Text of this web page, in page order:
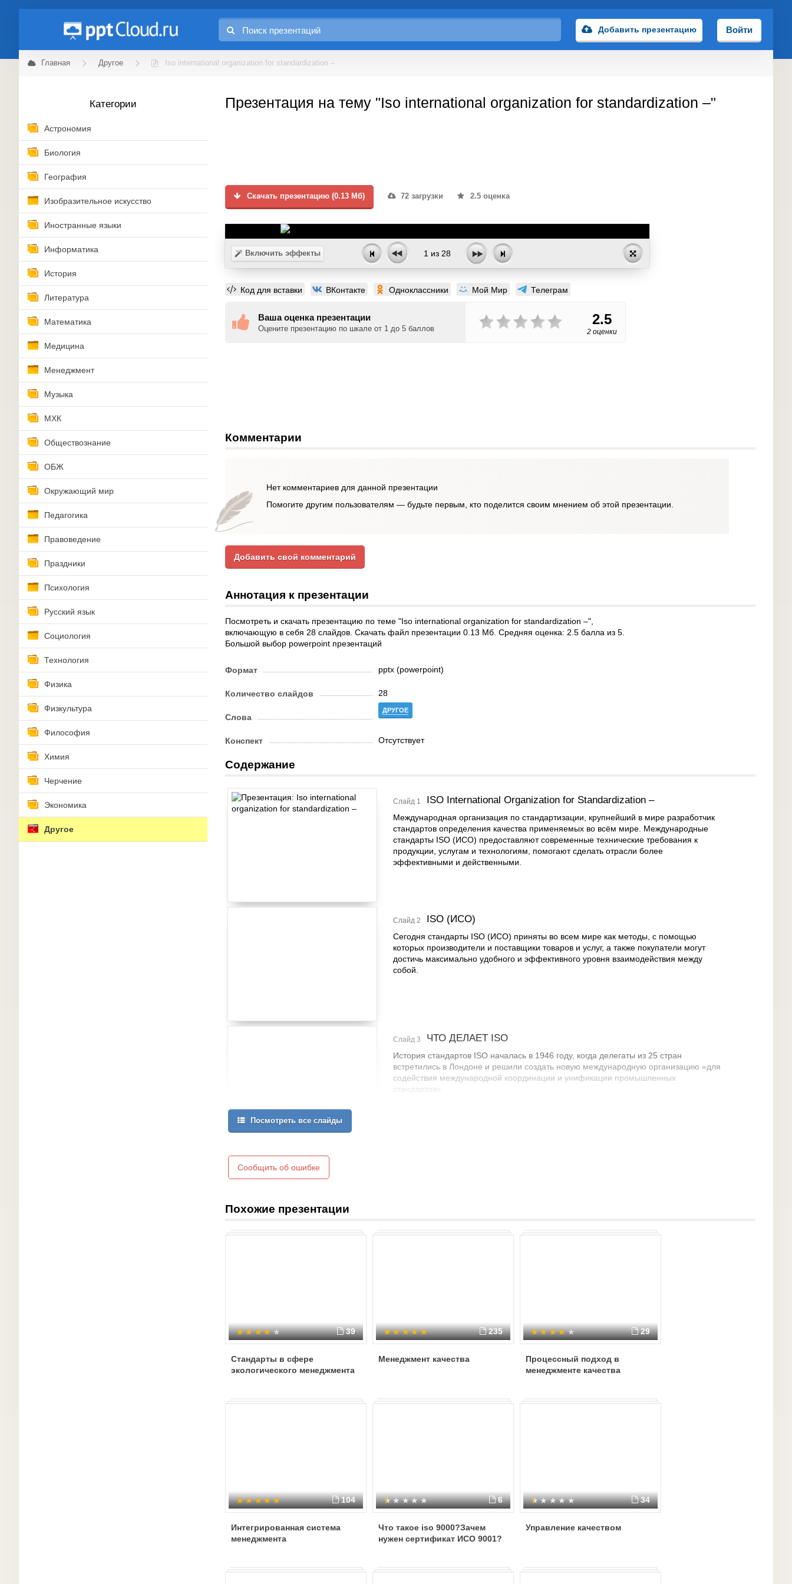
Добавить презентацию Войти
Главная Другое Iso international organization for standardization –
Категории
Астрономия
Биология
География
Изобразительное искусство
Иностранные языки
Информатика
История
Литература
Математика
Медицина
Менеджмент
Музыка
МХК
Обществознание
ОБЖ
Окружающий мир
Педагогика
Правоведение
Праздники
Психология
Русский язык
Социология
Технология
Физика
Физкультура
Философия
Химия
Черчение
Экономика
Другое
Презентация на тему "Iso international organization for standardization –"
Скачать презентацию (0.13 Мб) 72 загрузки 2.5 оценка
Включить эффекты 1 из 28
Код для вставки ВКонтакте Одноклассники Мой Мир Телеграм
Ваша оценка презентации
Оцените презентацию по шкале от 1 до 5 баллов
2.5
2 оценки
Комментарии
Нет комментариев для данной презентации
Помогите другим пользователям — будьте первым, кто поделится своим мнением об этой презентации.
Добавить свой комментарий
Аннотация к презентации
Посмотреть и скачать презентацию по теме "Iso international organization for standardization –",
включающую в себя 28 слайдов. Скачать файл презентации 0.13 Мб. Средняя оценка: 2.5 балла из 5.
Большой выбор powerpoint презентаций
Формат pptx (powerpoint)
Количество слайдов 28
Слова
ДРУГОЕ
Конспект Отсутствует
Содержание
Слайд 1 ISO International Organization for Standardization –
Международная организация по стандартизации, крупнейший в мире разработчик
стандартов определения качества применяемых во всём мире. Международные
стандарты ISO (ИСО) предоставляют современные технические требования к
продукции, услугам и технологиям, помогают сделать отрасли более
эффективными и действенными.
Слайд 2 ISO (ИСО)
Сегодня стандарты ISO (ИСО) приняты во всем мире как методы, с помощью
которых производители и поставщики товаров и услуг, а также покупатели могут
достичь максимально удобного и эффективного уровня взаимодействия между
собой.
Слайд 3 ЧТО ДЕЛАЕТ ISO
История стандартов ISO началась в 1946 году, когда делегаты из 25 стран
встретились в Лондоне и решили создать новую международную организацию «для
содействия международной координации и унификации промышленных
стандартов».
Посмотреть все слайды
Сообщить об ошибке
Похожие презентации
39
Стандарты в сфере
экологического менеджмента
235
Менеджмент качества
29
Процессный подход в
менеджменте качества
104
Интегрированная система
менеджмента
6
Что такое iso 9000?Зачем
нужен сертификат ИСО 9001?
34
Управление качеством